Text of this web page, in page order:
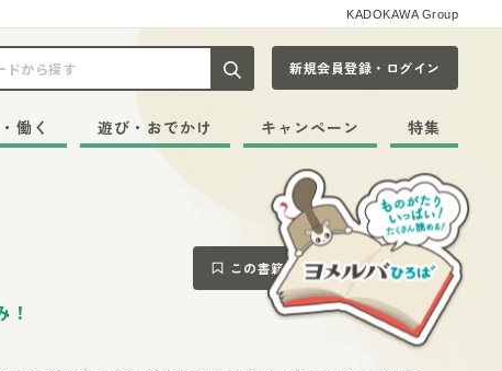
KADOKAWA Group
記事や本をキーワードから探す
新規会員登録・ログイン
働く 遊び・おでかけ キャンペーン 特集
この書籍をブックマークする